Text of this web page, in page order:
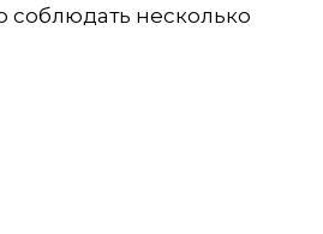
соблюдать несколько